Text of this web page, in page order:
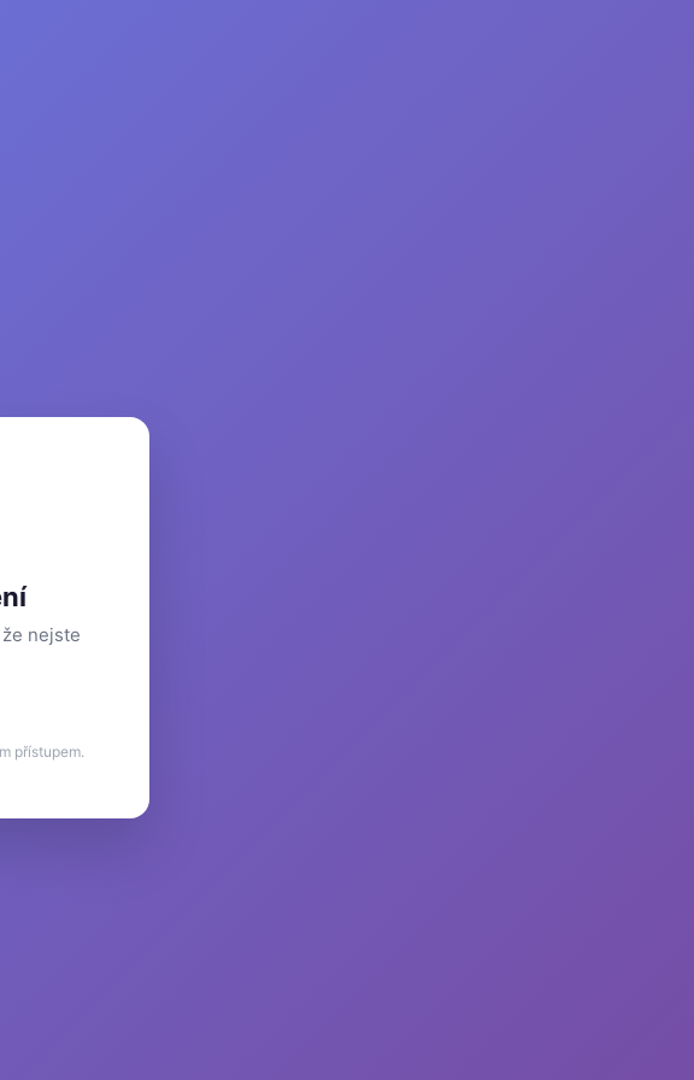
nejste
přístupem.